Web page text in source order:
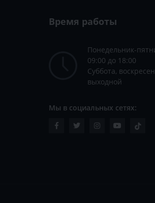
Время работы
Понедельник-
09:00 до 18:00
Суббота,
выходной
Мы в социальных сетях: